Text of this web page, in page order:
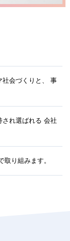
会づくりと、 事
れ選ばれる 会社
り組みます。